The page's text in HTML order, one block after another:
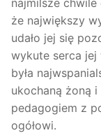
najmilsze chwile
że największy
udało jej się
wykute serca jej
była
ukochaną żoną
pedagogiem z
ogółowi.